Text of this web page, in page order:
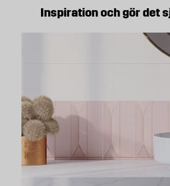
Inspiration och gör det